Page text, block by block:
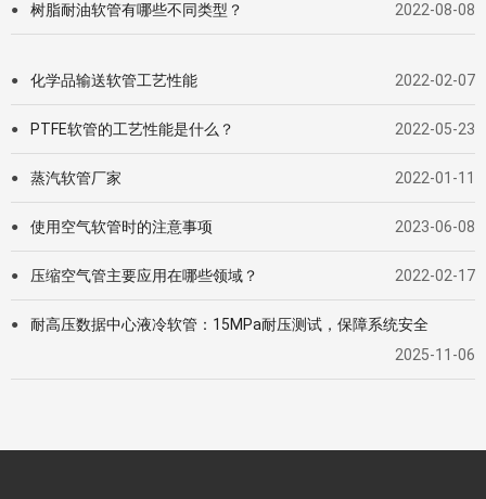
● 树脂耐油软管有哪些不同类型？ 2022-08-08
● 化学品输送软管工艺性能 2022-02-07
● PTFE软管的工艺性能是什么？ 2022-05-23
● 蒸汽软管厂家 2022-01-11
● 使用空气软管时的注意事项 2023-06-08
● 压缩空气管主要应用在哪些领域？ 2022-02-17
●
耐高压数据中心液冷软管：15MPa耐压测试，保障系统安全
2025-11-06